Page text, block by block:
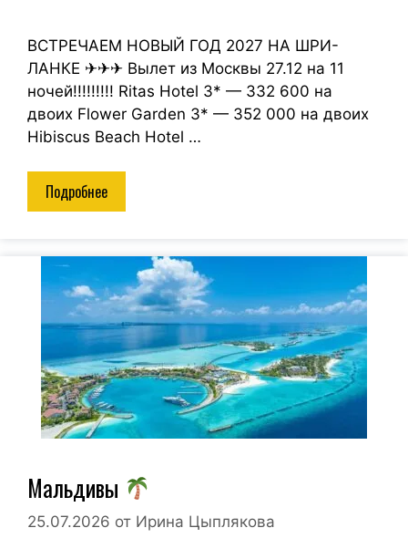
ВСТРЕЧАЕМ НОВЫЙ ГОД 2027 НА ШРИ-
ЛАНКЕ ✈✈✈ Вылет из Москвы 27.12 на 11
ночей!!!!!!!!! Ritas Hotel 3* — 332 600 на
двоих Flower Garden 3* — 352 000 на двоих
Hibiscus Beach Hotel …
Подробнее
Мальдивы
25.07.2026 от Ирина Цыплякова